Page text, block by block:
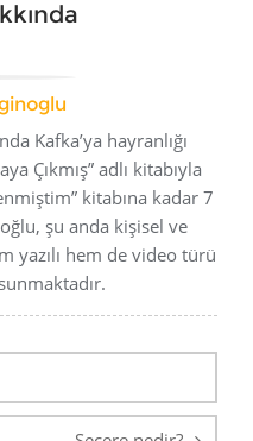
Kafka’ya hayranlığı
Çıkmış” adlı kitabıyla
kitabına kadar 7
şu anda kişisel ve
yazılı hem de video türü